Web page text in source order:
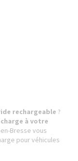
rechargeable ?
à votre
en-Bresse vous
pour véhicules